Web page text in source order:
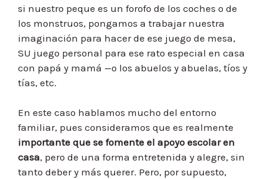
si nuestro peque es un forofo de los coches o de
los monstruos, pongamos a trabajar nuestra
imaginación para hacer de ese juego de mesa,
SU juego personal para ese rato especial en casa
con papá y mamá —o los abuelos y abuelas, tíos y
tías, etc.
En este caso hablamos mucho del entorno
familiar, pues consideramos que es realmente
importante que se fomente el apoyo escolar en
casa, pero de una forma entretenida y alegre, sin
tanto deber y más querer. Pero, por supuesto,